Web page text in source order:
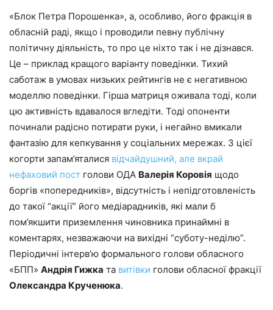
«Блок Петра Порошенка», а, особливо, його фракція в
обласній раді, якщо і проводили певну публічну
політичну діяльність, то про це ніхто так і не дізнався.
Це – приклад кращого варіанту поведінки. Тихий
саботаж в умовах низьких рейтингів не є негативною
моделлю поведінки. Гірша матриця оживала тоді, коли
цю активність вдавалося вгледіти. Тоді опоненти
починали радісно потирати руки, і негайно вмикали
фантазію для кепкування у соціальних мережах. З цієї
когорти запам’яталися відчайдушний, але вкрай
нефаховий пост голови ОДА Валерія Коровія щодо
боргів «попередників», відсутність і непідготовленість
до такої “акції” його медіарадників, які мали б
пом’якшити приземлення чиновника принаймні в
коментарях, незважаючи на вихідні “суботу-неділю”.
Періодичні інтерв’ю формального голови обласного
«БПП» Андрія Гижка та витівки голови обласної фракції
Олександра Крученюка.